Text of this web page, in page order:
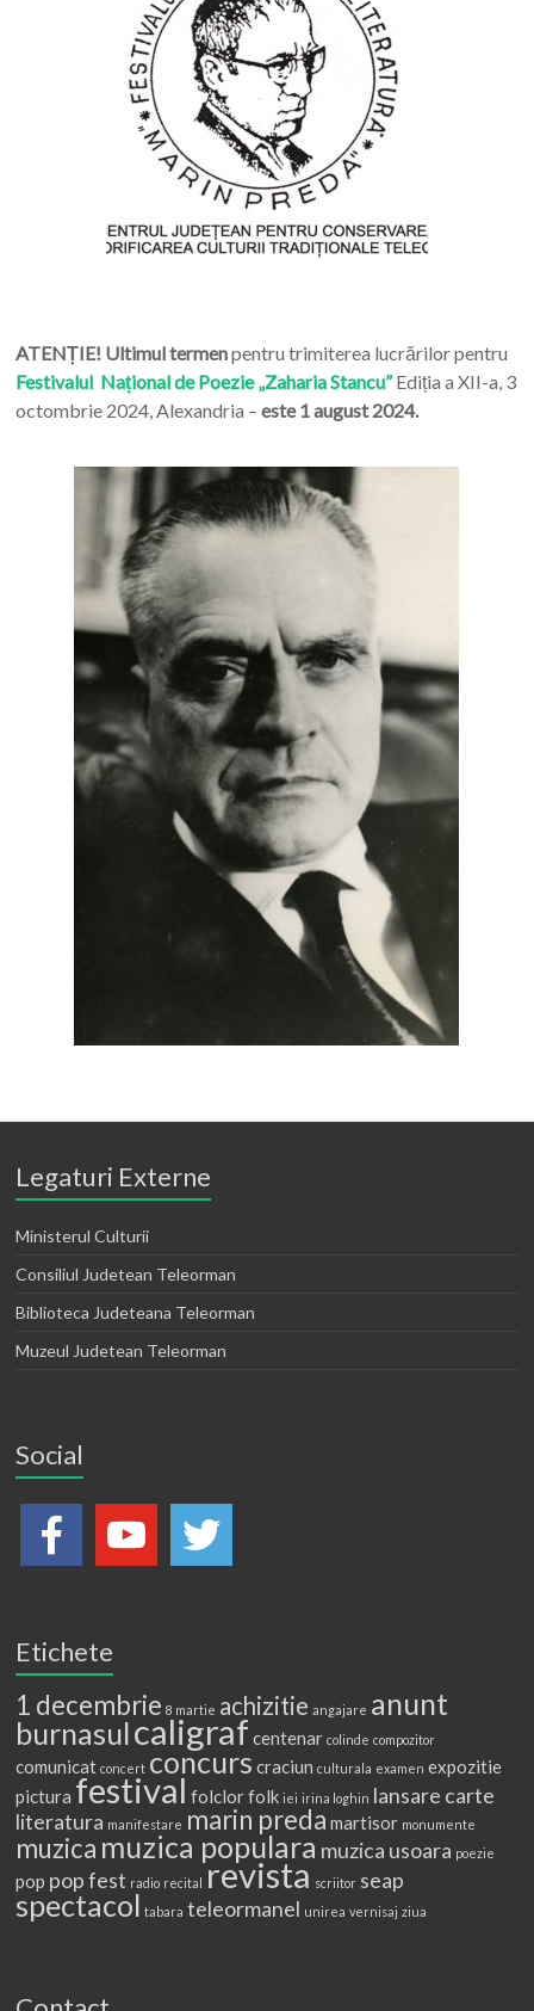
ATENȚIE! Ultimul termenpentru trimiterea lucrărilor pentru
Festivalul Național de Poezie „Zaharia Stancu”Ediția a XII-a, 3
octombrie 2024, Alexandria – este 1 august 2024.
Legaturi Externe
Ministerul Culturii
Consiliul Judetean Teleorman
Biblioteca Judeteana Teleorman
Muzeul Judetean Teleorman
Social
Etichete
1 decembrie 8 martie achizitie angajare anunt
burnasulcaligraf centenar colinde compozitor
comunicat concert concurs craciun culturala examen expozitie
pictura festival folclorfolk iei irina loghin lansare carte
literatura manifestare marin preda martisor monumente
muzica muzica populara muzica usoara poezie
pop pop fest radio recital revista scriitor seap
spectacol tabara teleormanel unirea vernisaj ziua